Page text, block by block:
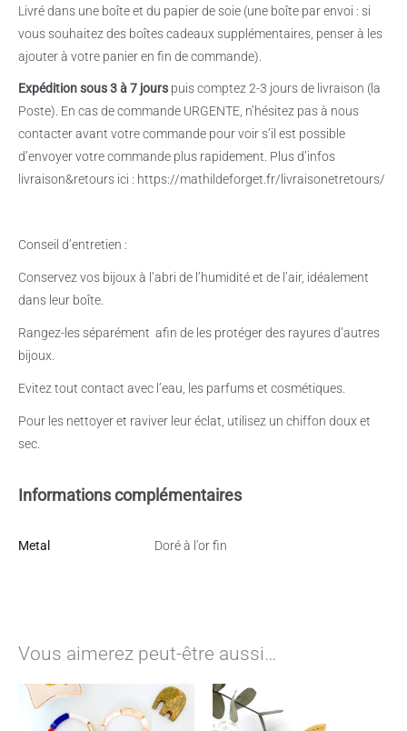
Livré dans une boîte et du papier de soie (une boîte par envoi : si
vous souhaitez des boîtes cadeaux supplémentaires, penser à les
ajouter à votre panier en fin de commande).
Expédition sous 3 à 7 jours puis comptez 2-3 jours de livraison (la
Poste). En cas de commande URGENTE, n’hésitez pas à nous
contacter avant votre commande pour voir s’il est possible
d’envoyer votre commande plus rapidement. Plus d’infos
livraison&retours ici : https://mathildeforget.fr/livraisonetretours/
Conseil d’entretien :
Conservez vos bijoux à l’abri de l’humidité et de l’air, idéalement
dans leur boîte.
Rangez-les séparément afin de les protéger des rayures d’autres
bijoux.
Evitez tout contact avec l’eau, les parfums et cosmétiques.
Pour les nettoyer et raviver leur éclat, utilisez un chiffon doux et
sec.
Informations complémentaires
Metal Doré à l'or fin
Vous aimerez peut-être aussi…